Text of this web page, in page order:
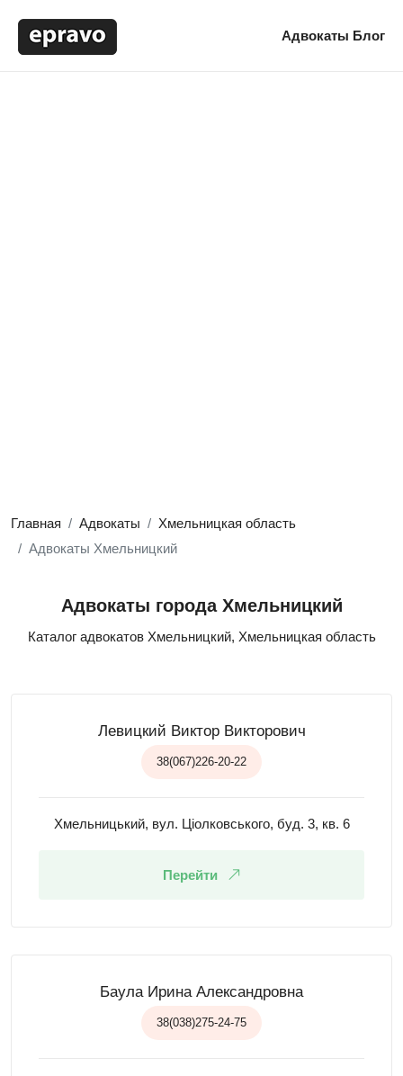
Адвокаты Блог
Главная Адвокаты
Хмельницкая область
Адвокаты Хмельницкий
Адвокаты города Хмельницкий
Каталог адвокатов Хмельницкий, Хмельницкая область
Левицкий Виктор Викторович
38(067)226-20-22
Хмельницький, вул. Ціолковського, буд. 3, кв. 6
Перейти
Баула Ирина Александровна
38(038)275-24-75